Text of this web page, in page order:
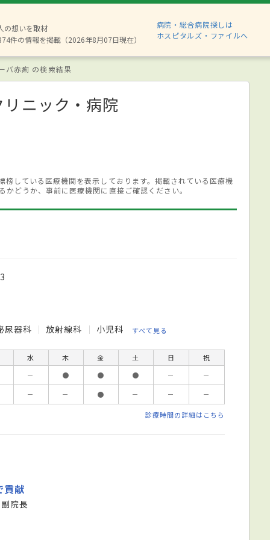
の想いを取材
件の情報を掲載（2026年8月07日現在）
病院・総合病院探しは
ホスピタルズ・ファイルへ
バ赤痢 の検索結果
リニック・病院
している医療機関を表示しております。掲載されている医療機
どうか、事前に医療機関に直接ご確認ください。
尿器科 放射線科 小児科 すべて見る
水 木 金 土 日
祝
－ ● ● ● －
－
－ － ● － － －
診療時間の詳細はこちら
貢献
院長